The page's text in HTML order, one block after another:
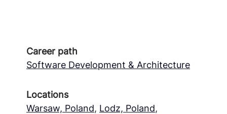
Career path
Software Development & Architecture
Locations
Warsaw, Poland, Lodz, Poland,